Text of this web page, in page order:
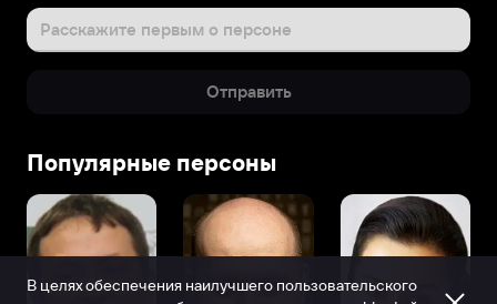
Расскажите первым о персоне
Отправить
Популярные персоны
В целях обеспечения наилучшего пользовательского